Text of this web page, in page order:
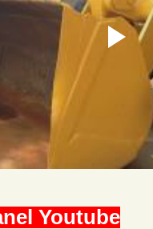
Youtube